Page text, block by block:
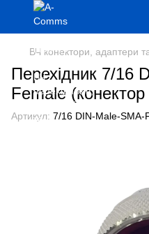
ВЧ конектори, адаптери
Перехідник 7/16
Female
Артикул: 7/16 DIN-Male-SMA-